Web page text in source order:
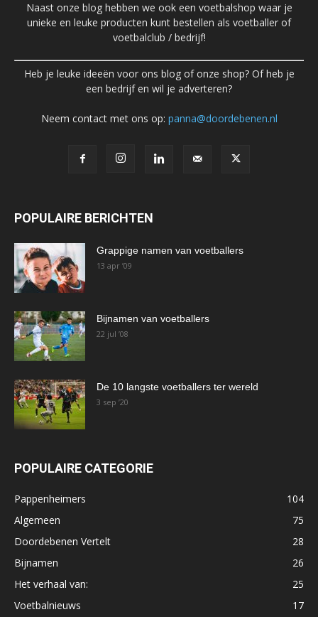
Naast onze blog hebben we ook een voetbalshop waar je
unieke en leuke producten kunt bestellen als voetballer of
voetbalclub / bedrijf!
Heb je leuke ideeën voor ons blog of onze shop? Of heb je
een bedrijf en wil je adverteren?
Neem contact met ons op: panna@doordebenen.nl
POPULAIRE BERICHTEN
Grappige namen van voetballers
13 apr ’09
Bijnamen van voetballers
22 jul ’08
De 10 langste voetballers ter wereld
3 sep ’20
POPULAIRE CATEGORIE
Pappenheimers
104
Algemeen
75
Doordebenen Vertelt
28
Bijnamen
26
Het verhaal van:
25
Voetbalnieuws
17